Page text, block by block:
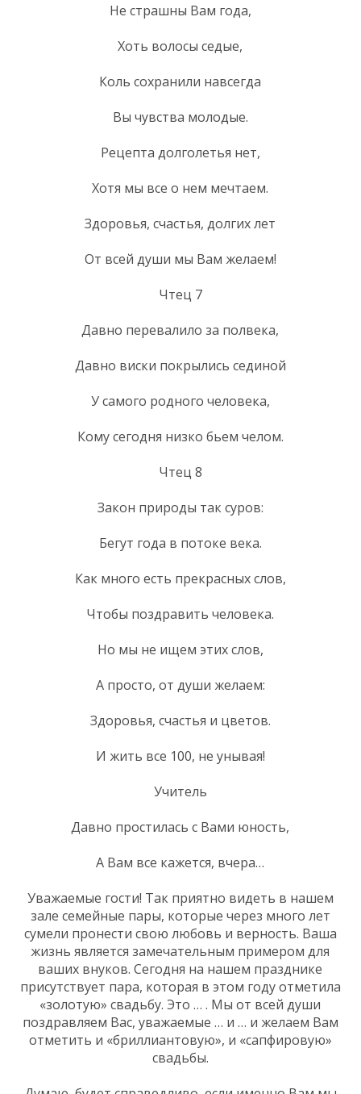
Не страшны Вам года,
Хоть волосы седые,
Коль сохранили навсегда
Вы чувства молодые.
Рецепта долголетья нет,
Хотя мы все о нем мечтаем.
Здоровья, счастья, долгих лет
От всей души мы Вам желаем!
Чтец 7
Давно перевалило за полвека,
Давно виски покрылись сединой
У самого родного человека,
Кому сегодня низко бьем челом.
Чтец 8
Закон природы так суров:
Бегут года в потоке века.
Как много есть прекрасных слов,
Чтобы поздравить человека.
Но мы не ищем этих слов,
А просто, от души желаем:
Здоровья, счастья и цветов.
И жить все 100, не унывая!
Учитель
Давно простилась с Вами юность,
А Вам все кажется, вчера…
Уважаемые гости! Так приятно видеть в нашем
зале семейные пары, которые через много лет
сумели пронести свою любовь и верность. Ваша
жизнь является замечательным примером для
ваших внуков. Сегодня на нашем празднике
присутствует пара, которая в этом году отметила
«золотую» свадьбу. Это … . Мы от всей души
поздравляем Вас, уважаемые … и … и желаем Вам
отметить и «бриллиантовую», и «сапфировую»
свадьбы.